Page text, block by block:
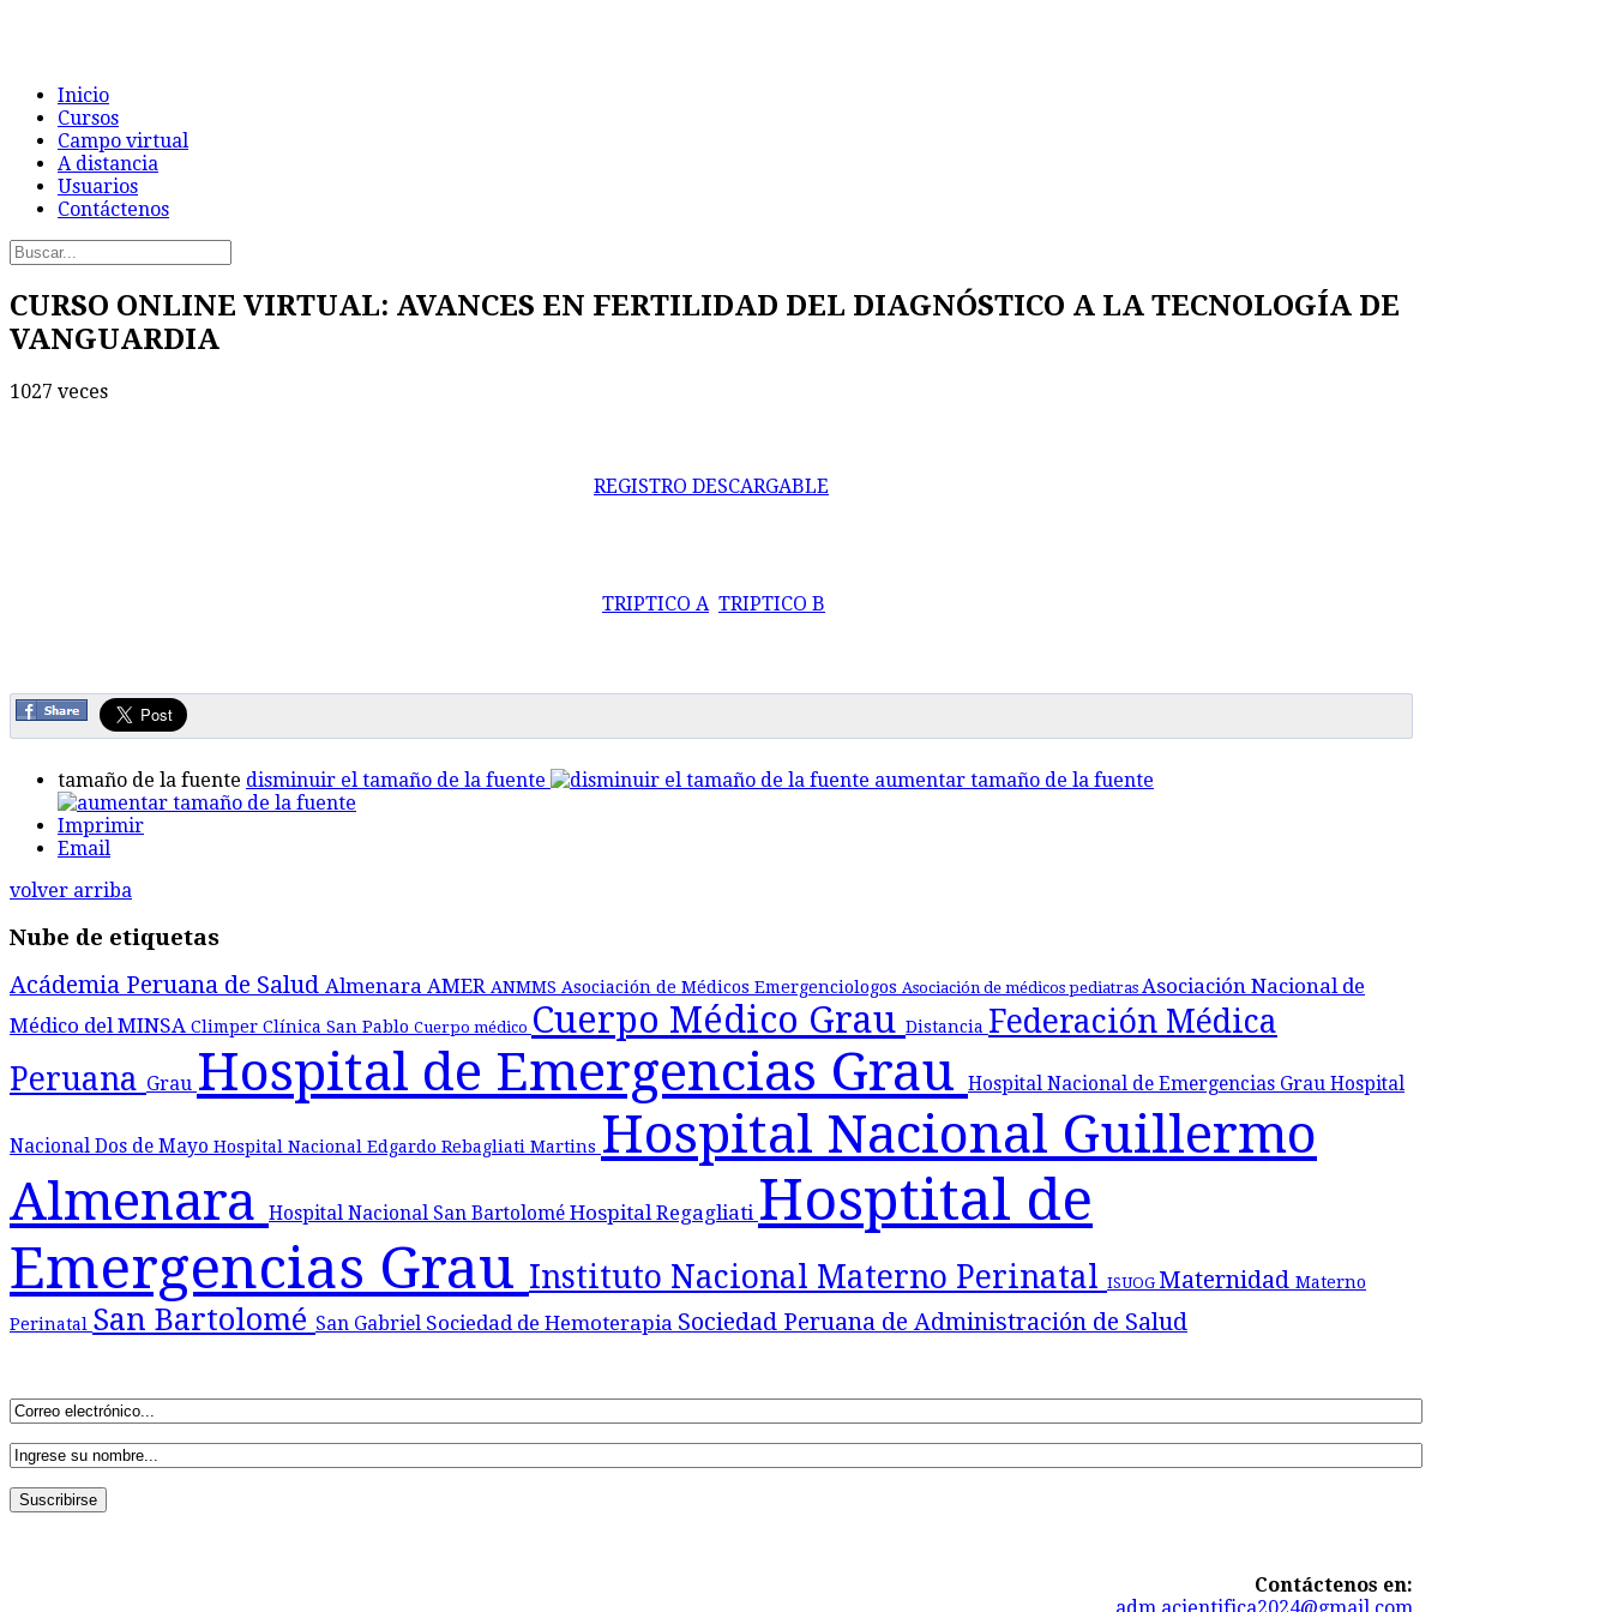
Inicio
Cursos
Campo virtual
A distancia
Usuarios
Contáctenos
CURSO ONLINE VIRTUAL: AVANCES EN FERTILIDAD DEL DIAGNÓSTICO A LA TECNOLOGÍA DE
VANGUARDIA
1027 veces
REGISTRO DESCARGABLE
TRIPTICO A TRIPTICO B
tamaño de la fuente disminuir el tamaño de la fuente
aumentar tamaño de la fuente
Imprimir
Email
volver arriba
Nube de etiquetas
Acádemia Peruana de Salud Almenara AMER ANMMS Asociación de Médicos Emergenciologos Asociación de médicos pediatras Asociación Nacional de
Médico del MINSA Climper Clínica San Pablo Cuerpo médico Cuerpo Médico Grau Distancia Federación Médica
Peruana Grau Hospital de Emergencias Grau Hospital Nacional de Emergencias Grau Hospital
Nacional Dos de Mayo Hospital Nacional Edgardo Rebagliati Martins Hospital Nacional Guillermo
Almenara
Hospital Nacional San Bartolomé Hospital Regagliati Hosptital de
Emergencias Grau Instituto Nacional Materno Perinatal ISUOG Maternidad Materno
Perinatal San Bartolomé San Gabriel Sociedad de Hemoterapia Sociedad Peruana de Administración de Salud
Contáctenos en: